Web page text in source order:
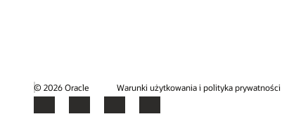
© 2026 Oracle Warunki użytkowania i polityka prywatności
Facebook
X LinkedInYouTube